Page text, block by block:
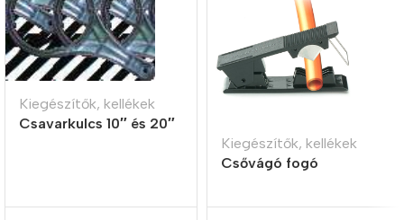
Kiegészítők, kellékek
Csavarkulcs 10″ és 20″
Kiegészítők, kellékek
Csővágó fogó